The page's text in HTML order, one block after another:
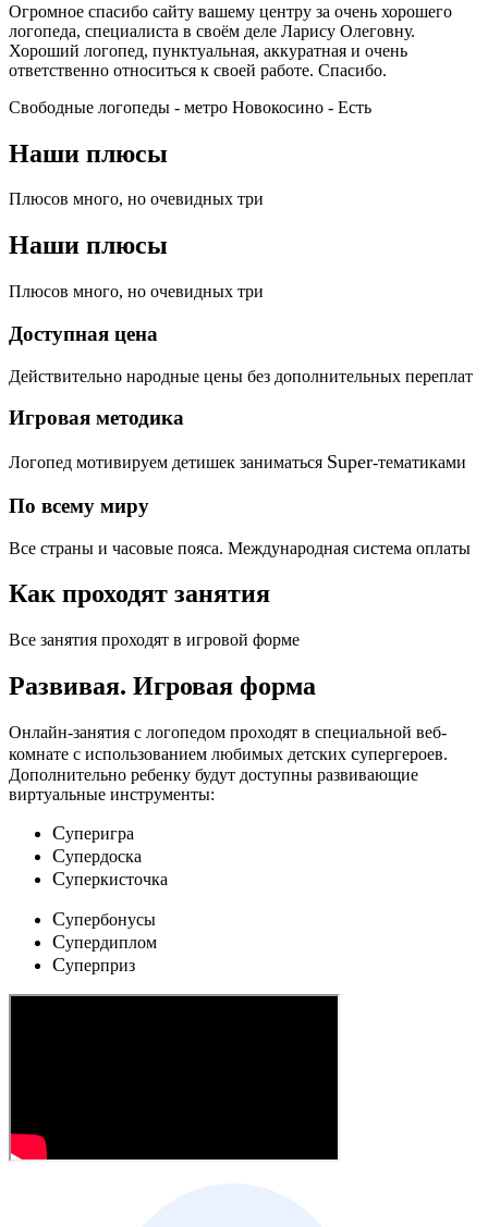
Огромное спасибо сайту вашему центру за очень хорошего
логопеда, специалиста в своём деле Ларису Олеговну.
Хороший логопед, пунктуальная, аккуратная и очень
ответственно относиться к своей работе. Спасибо.
Свободные логопеды - метро Новокосино - Есть
Наши плюсы
Плюсов много, но очевидных три
Наши плюсы
Плюсов много, но очевидных три
Доступная цена
Действительно народные цены без дополнительных переплат
Игровая методика
Логопед мотивируем детишек заниматься Super-тематиками
По всему миру
Все страны и часовые пояса. Международная система оплаты
Как проходят занятия
Все занятия проходят в игровой форме
Развивая. Игровая форма
Онлайн-занятия с логопедом проходят в специальной веб-
комнате с использованием любимых детских cупергероев.
Дополнительно ребенку будут доступны развивающие
виртуальные инструменты:
Cуперигра
Cупердоска
Cуперкисточка
Cупербонусы
Cупердиплом
Cуперприз